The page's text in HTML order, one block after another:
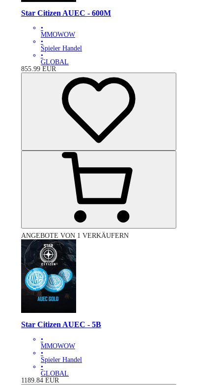
Star Citizen AUEC - 600M
•
MMOWOW
•
Spieler Handel
•
GLOBAL
855.99 EUR
ANGEBOTE VON 1 VERKÄUFERN
Star Citizen AUEC - 5B
•
MMOWOW
•
Spieler Handel
•
GLOBAL
1189.84 EUR